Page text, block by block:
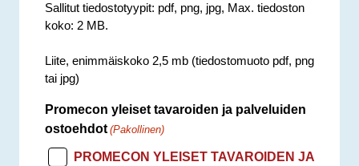
Sallitut tiedostotyypit: pdf, png, jpg, Max. tiedoston
koko: 2 MB.
Liite, enimmäiskoko 2,5 mb (tiedostomuoto pdf, png
tai jpg)
Promecon yleiset tavaroiden ja palveluiden
ostoehdot (Pakollinen)
PROMECON YLEISET TAVAROIDEN JA